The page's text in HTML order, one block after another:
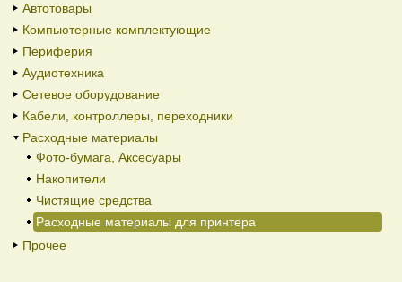
Автотовары
Компьютерные комплектующие
Периферия
Аудиотехника
Сетевое оборудование
Кабели, контроллеры, переходники
Расходные материалы
Фото-бумага, Аксесуары
Накопители
Чистящие средства
Расходные материалы для принтера
Прочее